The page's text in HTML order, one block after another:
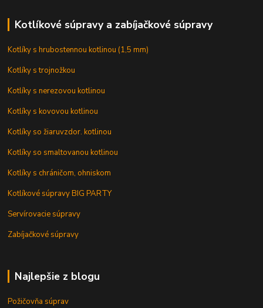
Kotlíkové súpravy a zabíjačkové súpravy
Kotlíky s hrubostennou kotlinou (1,5 mm)
Kotlíky s trojnožkou
Kotlíky s nerezovou kotlinou
Kotlíky s kovovou kotlinou
Kotlíky so žiaruvzdor. kotlinou
Kotlíky so smaltovanou kotlinou
Kotlíky s chráničom, ohniskom
Kotlíkové súpravy BIG PARTY
Servírovacie súpravy
Zabíjačkové súpravy
Najlepšie z blogu
Požičovňa súprav